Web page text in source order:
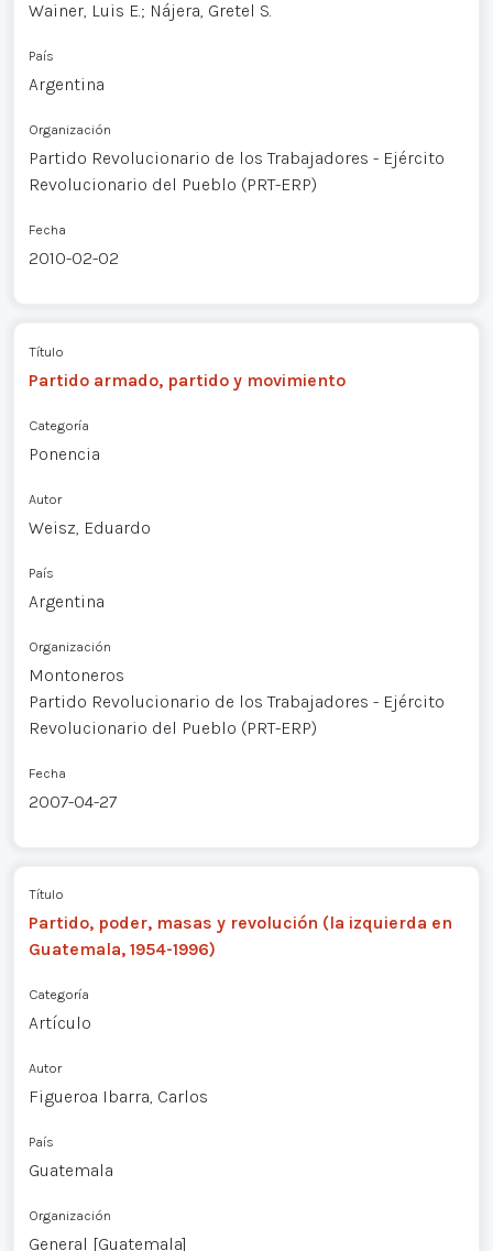
Wainer, Luis E.; Nájera, Gretel S.
País
Argentina
Organización
Partido Revolucionario de los Trabajadores - Ejército
Revolucionario del Pueblo (PRT-ERP)
Fecha
2010-02-02
Título
Partido armado, partido y movimiento
Categoría
Ponencia
Autor
Weisz, Eduardo
País
Argentina
Organización
Montoneros
Partido Revolucionario de los Trabajadores - Ejército
Revolucionario del Pueblo (PRT-ERP)
Fecha
2007-04-27
Título
Partido, poder, masas y revolución (la izquierda en
Guatemala, 1954-1996)
Categoría
Artículo
Autor
Figueroa Ibarra, Carlos
País
Guatemala
Organización
General [Guatemala]